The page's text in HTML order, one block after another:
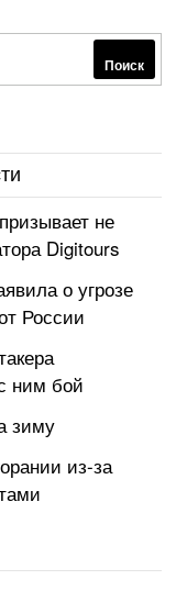
Поиск
не
Digitours
о угрозе
России
ним бой
зиму
из-за